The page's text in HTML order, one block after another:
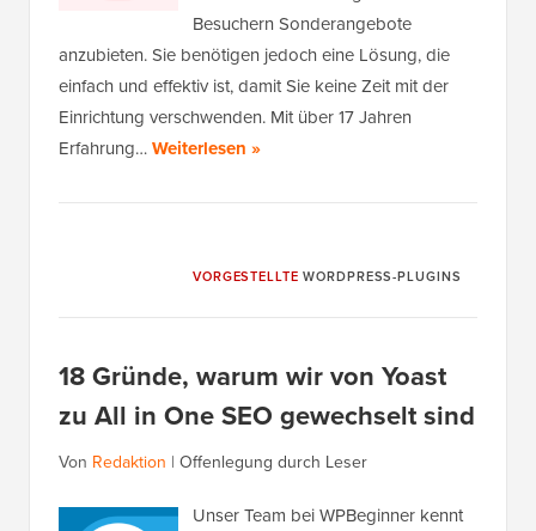
Besuchern Sonderangebote
anzubieten. Sie benötigen jedoch eine Lösung, die
einfach und effektiv ist, damit Sie keine Zeit mit der
Einrichtung verschwenden. Mit über 17 Jahren
Erfahrung…Weiterlesen »
VORGESTELLTE WORDPRESS-PLUGINS
18 Gründe, warum wir von Yoast
zu All in One SEO gewechselt sind
Von Redaktion | Offenlegung durch Leser
Unser Team bei WPBeginner kennt